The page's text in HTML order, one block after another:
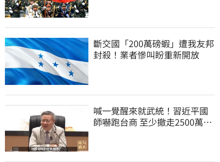
斷交國「200萬磅蝦」遭我友邦
封殺！業者慘叫盼重新開放
喊一覺醒來就武統！習近平國
師嚇跑台商 至少撤走2500萬份